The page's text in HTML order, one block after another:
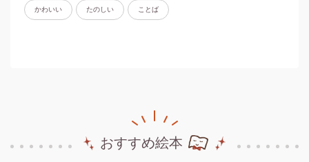
かわいい たのしい ことば
おすすめ絵本